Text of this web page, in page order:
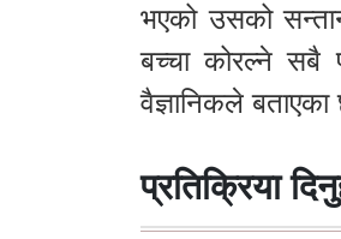
भएको उसको
बच्चा कोरल्ने सबै
वैज्ञानिकले
प्रतिक्रिया